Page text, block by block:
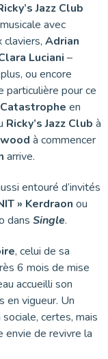
Jazz Club
avec
claviers, Adrian
Luciani –
ou encore
particulière pour ce
Catastrophe en
Ricky’s Jazz Club à
à commencer
arrive.
entouré d’invités
» Kerdraon ou
dans Single.
, celui de sa
6 mois de mise
accueilli son
en vigueur. Un
certes, mais
envie de revivre la